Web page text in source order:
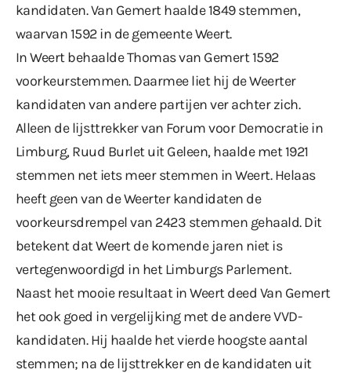
kandidaten. Van Gemert haalde 1849 stemmen,
waarvan 1592 in de gemeente Weert.
In Weert behaalde Thomas van Gemert 1592
voorkeurstemmen. Daarmee liet hij de Weerter
kandidaten van andere partijen ver achter zich.
Alleen de lijsttrekker van Forum voor Democratie in
Limburg, Ruud Burlet uit Geleen, haalde met 1921
stemmen net iets meer stemmen in Weert. Helaas
heeft geen van de Weerter kandidaten de
voorkeursdrempel van 2423 stemmen gehaald. Dit
betekent dat Weert de komende jaren niet is
vertegenwoordigd in het Limburgs Parlement.
Naast het mooie resultaat in Weert deed Van Gemert
het ook goed in vergelijking met de andere VVD-
kandidaten. Hij haalde het vierde hoogste aantal
stemmen; na de lijsttrekker en de kandidaten uit